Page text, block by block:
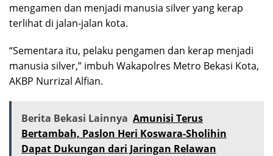
mengamen dan menjadi manusia silver yang kerap
terlihat di jalan-jalan kota.
“Sementara itu, pelaku pengamen dan kerap menjadi
manusia silver,” imbuh Wakapolres Metro Bekasi Kota,
AKBP Nurrizal Alfian.
Berita Bekasi Lainnya Amunisi Terus
Bertambah, Paslon Heri Koswara-Sholihin
Dapat Dukungan dari Jaringan Relawan